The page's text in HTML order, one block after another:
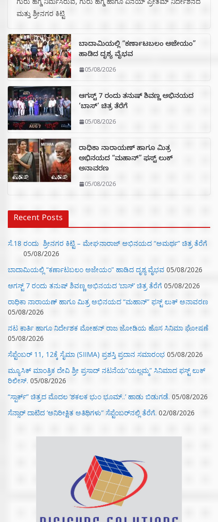
ಮತ್ತು ಶ್ರೀನಗರ ಕಿಟ್ಟಿ
ಬಾದಾಮಿಯಲ್ಲಿ “ಕರ್ಣಾಟಬಲಂ ಅಜೇಯಂ”
ಹಾಡಿದ ದೃಶ್ಯ ವೈಭವ
05/08/2026
ಆಗಸ್ಟ್ 7 ರಂದು ತನುಷ್ ಶಿವಣ್ಣ ಅಭಿನಯದ
‘ಬಾಸ್’ ಚಿತ್ರ ತೆರೆಗೆ
05/08/2026
ರಾಧಿಕಾ ನಾರಾಯಣ್ ಹಾಗೂ ಮಿತ್ರ
ಅಭಿನಯದ “ಮಹಾನ್” ಫಸ್ಟ್ ಲುಕ್
ಅನಾವರಣ
05/08/2026
Recent Posts
ಸೆ.18 ರಂದು ಶ್ರೀನಗರ ಕಿಟ್ಟಿ – ಮೇಘನಾರಾಜ್ ಅಭಿನಯದ “ಅಮರ್ಥ” ಚಿತ್ರ ತೆರೆಗೆ
05/08/2026
ಬಾದಾಮಿಯಲ್ಲಿ “ಕರ್ಣಾಟಬಲಂ ಅಜೇಯಂ” ಹಾಡಿದ ದೃಶ್ಯ ವೈಭವ 05/08/2026
ಆಗಸ್ಟ್ 7 ರಂದು ತನುಷ್ ಶಿವಣ್ಣ ಅಭಿನಯದ ‘ಬಾಸ್’ ಚಿತ್ರ ತೆರೆಗೆ 05/08/2026
ರಾಧಿಕಾ ನಾರಾಯಣ್ ಹಾಗೂ ಮಿತ್ರ ಅಭಿನಯದ “ಮಹಾನ್” ಫಸ್ಟ್ ಲುಕ್ ಅನಾವರಣ
05/08/2026
ನಟ ಕಾರ್ತಿ ಹಾಗೂ ನಿರ್ದೇಶಕ ಮೋಹನ್ ರಾಜ ಜೋಡಿಯ ಹೊಸ ಸಿನಿಮಾ ಘೋಷಣೆ
05/08/2026
ಸೆಪ್ಟೆಂಬರ್ 11, 12ಕ್ಕೆ ಸೈಮಾ (SIIMA) ಪ್ರಶಸ್ತಿ ಪ್ರದಾನ ಸಮಾರಂಭ 05/08/2026
ಮ್ಯೂಸಿಕ್‌ ಮಾಂತ್ರಿಕ ದೇವಿ ಶ್ರೀ ಪ್ರಸಾದ್ ನಟನೆಯ”ಯಲ್ಲಮ್ಮ” ಸಿನಿಮಾದ ಫಸ್ಟ್‌ ಲುಕ್‌
ರಿಲೀಸ್. 05/08/2026
“ಸ್ಪಾರ್ಕ್” ಚಿತ್ರದ ಮೊದಲ‌ ‘ಶಕಲಕ ಭುಂ‌ ಭೂಮ್..’ ಹಾಡು ಬಿಡುಗಡೆ. 05/08/2026
ಸೆನ್ಸಾರ್ ದಾಟಿದ ‘ಅನಿರೀಕ್ಷಿತ ಅತಿಥಿಗಳು” ಸೆಪ್ಟೆಂಬರ್‌ನಲ್ಲಿ ತೆರೆಗೆ. 02/08/2026